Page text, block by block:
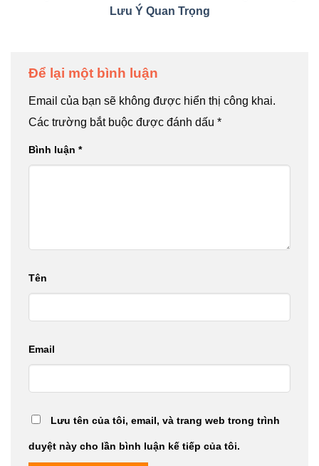
Lưu Ý Quan Trọng
Để lại một bình luận
Email của bạn sẽ không được hiển thị công khai.
Các trường bắt buộc được đánh dấu *
Bình luận *
Tên
Email
Lưu tên của tôi, email, và trang web trong trình
duyệt này cho lần bình luận kế tiếp của tôi.